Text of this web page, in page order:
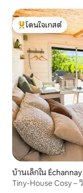
โดนใจเกสต์ที่สุด
โดนใจเกสต์
บ้านเล็กใน Échannay
Tiny-House Cosy –